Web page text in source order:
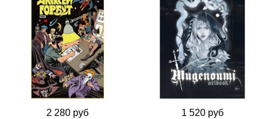
2 280 руб 1 520 руб